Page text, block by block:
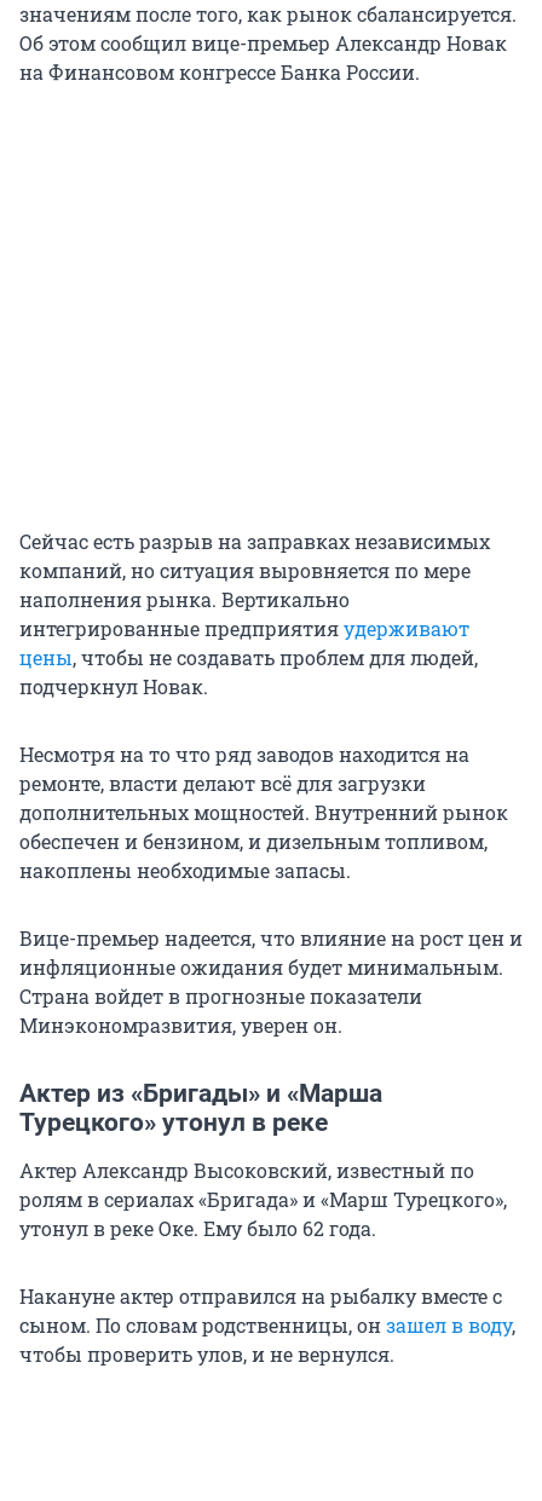
значениям после того, как рынок сбалансируется.
Об этом сообщил вице-премьер Александр Новак
на Финансовом конгрессе Банка России.
Сейчас есть разрыв на заправках независимых
компаний, но ситуация выровняется по мере
наполнения рынка. Вертикально
интегрированные предприятияудерживают
цены, чтобы не создавать проблем для людей,
подчеркнул Новак.
Несмотря на то что ряд заводов находится на
ремонте, власти делают всё для загрузки
дополнительных мощностей. Внутренний рынок
обеспечен и бензином, и дизельным топливом,
накоплены необходимые запасы.
Вице-премьер надеется, что влияние на рост цен и
инфляционные ожидания будет минимальным.
Страна войдет в прогнозные показатели
Минэкономразвития, уверен он.
Актер из «Бригады» и «Марша
Турецкого» утонул в реке
Актер Александр Высоковский, известный по
ролям в сериалах «Бригада» и «Марш Турецкого»,
утонул в реке Оке. Ему было 62 года.
Накануне актер отправился на рыбалку вместе с
сыном. По словам родственницы, онзашел в воду,
чтобы проверить улов, и не вернулся.